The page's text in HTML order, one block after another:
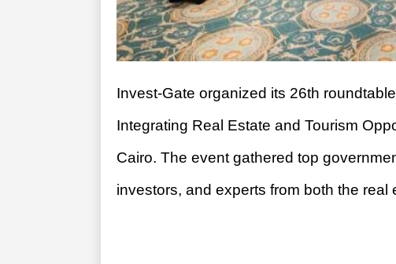
Invest-Gate organized its 26th
Integrating Real Estate and Tourism
Cairo. The event gathered top
investors, and experts from both the real